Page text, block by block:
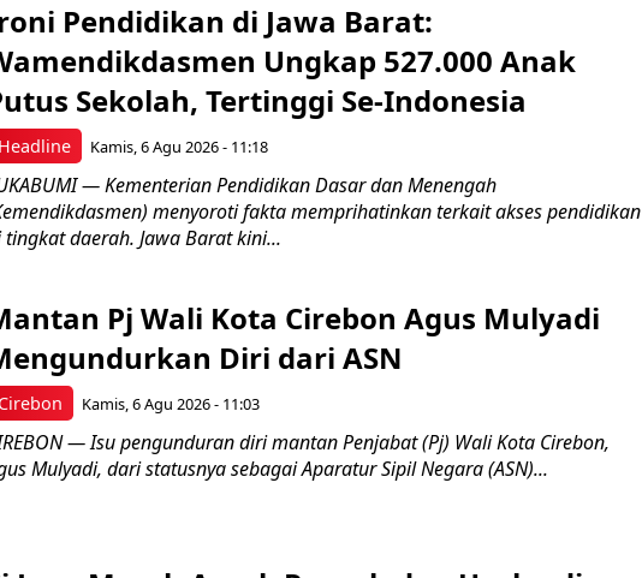
Headline
Pendidikan di Jawa Barat:
Ungkap 527.000 Anak
Sekolah, Tertinggi Se-Indonesia
Kamis, 6 Agu 2026 - 11:18
— Kementerian Pendidikan Dasar dan Menengah
menyoroti fakta memprihatinkan terkait akses pendidikan
tingkat daerah. Jawa Barat kini...
Cirebon
Pj Wali Kota Cirebon Agus Mulyadi
Diri dari ASN
Kamis, 6 Agu 2026 - 11:03
— Isu pengunduran diri mantan Penjabat (Pj) Wali Kota Cirebon,
Mulyadi, dari statusnya sebagai Aparatur Sipil Negara (ASN)...